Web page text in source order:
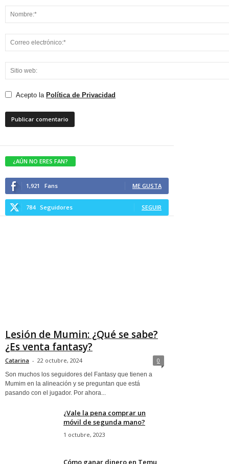
Acepto la Política de Privacidad
¿AÚN NO ERES FAN?
1,921 Fans ME GUSTA
784 Seguidores SEGUIR
Lesión de Mumin: ¿Qué se sabe?
¿Es venta fantasy?
Catarina - 22 octubre, 2024 0
Son muchos los seguidores del Fantasy que tienen a
Mumim en la alineación y se preguntan que está
pasando con el jugador. Por ahora...
¿Vale la pena comprar un
móvil de segunda mano?
1 octubre, 2023
Cómo ganar dinero en Temu